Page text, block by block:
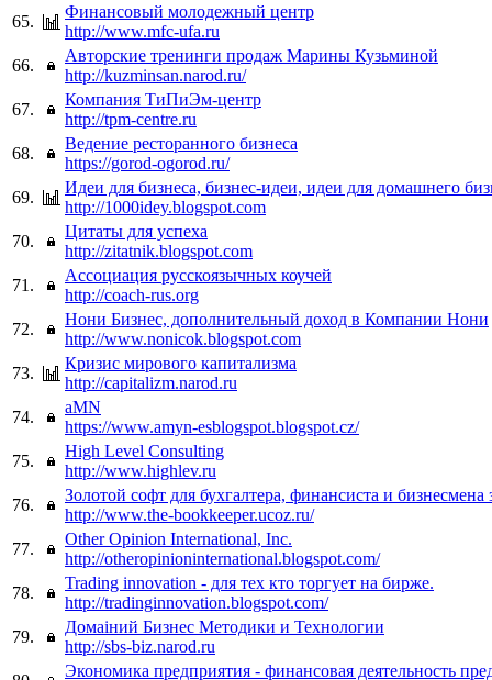
65.
Финансовый молодежный центр
http://www.mfc-ufa.ru
66.
Авторские тренинги продаж Марины Кузьминой
http://kuzminsan.narod.ru/
67.
Компания ТиПиЭм-центр
http://tpm-centre.ru
68.
Ведение ресторанного бизнеса
https://gorod-ogorod.ru/
69.
Идеи для бизнеса, бизнес-идеи, идеи для домашнего
http://1000idey.blogspot.com
70.
Цитаты для успеха
http://zitatnik.blogspot.com
71.
Ассоциация русскоязычных коучей
http://coach-rus.org
72.
Нони Бизнес, дополнительный доход в Компании Нони
http://www.nonicok.blogspot.com
73.
Кризис мирового капитализма
http://capitalizm.narod.ru
74.
aMN
https://www.amyn-esblogspot.blogspot.cz/
75.
High Level Consulting
http://www.highlev.ru
76.
Золотой софт для бухгалтера, финансиста и бизнесмена
http://www.the-bookkeeper.ucoz.ru/
77.
Other Opinion International, Inc.
http://otheropinioninternational.blogspot.com/
78.
Trading innovation - для тех кто торгует на бирже.
http://tradinginnovation.blogspot.com/
79.
Домаiний Бизнес Методики и Технологии
http://sbs-biz.narod.ru
Экономика предприятия - финансовая деятельность